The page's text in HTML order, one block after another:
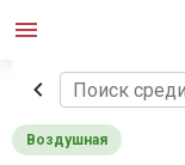
Главная Технические
Воздушная